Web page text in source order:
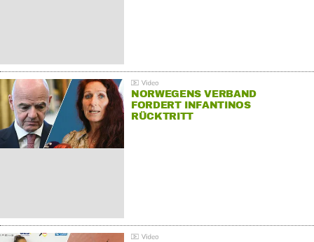
NORWEGENS VERBAND
FORDERT INFANTINOS
RÜCKTRITT